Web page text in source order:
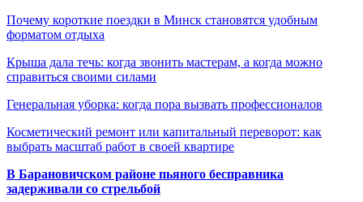
Почему короткие поездки в Минск становятся удобным
форматом отдыха
Крыша дала течь: когда звонить мастерам, а когда можно
справиться своими силами
Генеральная уборка: когда пора вызвать профессионалов
Косметический ремонт или капитальный переворот: как
выбрать масштаб работ в своей квартире
В Барановичском районе пьяного бесправника
задерживали со стрельбой